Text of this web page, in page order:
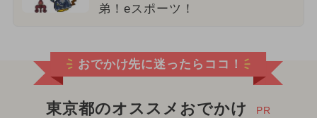
弟！eスポーツ！
おでかけ先に迷ったらココ！
東京都のオススメおでかけ PR